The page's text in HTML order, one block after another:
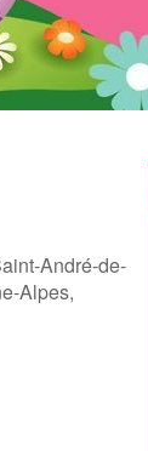
André-de-
Alpes,